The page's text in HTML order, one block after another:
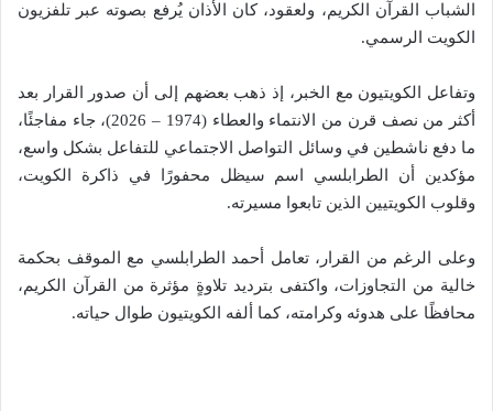
الشباب القرآن الكريم، ولعقود، كان الأذان يُرفع بصوته عبر تلفزيون
الكويت الرسمي.
وتفاعل الكويتيون مع الخبر، إذ ذهب بعضهم إلى أن صدور القرار بعد
أكثر من نصف قرن من الانتماء والعطاء (1974 – 2026)، جاء مفاجئًا،
ما دفع ناشطين في وسائل التواصل الاجتماعي للتفاعل بشكل واسع،
مؤكدين أن الطرابلسي اسم سيظل محفورًا في ذاكرة الكويت،
وقلوب الكويتيين الذين تابعوا مسيرته.
وعلى الرغم من القرار، تعامل أحمد الطرابلسي مع الموقف بحكمة
خالية من التجاوزات، واكتفى بترديد تلاوةٍ مؤثرة من القرآن الكريم،
محافظًا على هدوئه وكرامته، كما ألفه الكويتيون طوال حياته.